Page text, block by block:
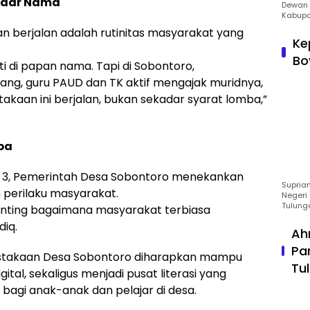
berjalan adalah rutinitas masyarakat yang
di papan nama. Tapi di Sobontoro,
guru PAUD dan TK aktif mengajak muridnya,
ini berjalan, bukan sekadar syarat lomba,”
Pemerintah Desa Sobontoro menekankan
masyarakat.
bagaimana masyarakat terbiasa
Desa Sobontoro diharapkan mampu
sekaligus menjadi pusat literasi yang
anak-anak dan pelajar di desa.
Dewan
Negeri